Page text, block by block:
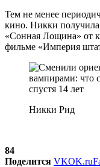
Тем не менее
кино. Никки получила
«Сонная Лощина» от
фильме «Империя
Никки Рид
84
Поделится VKOK.ru